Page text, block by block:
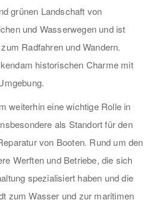
grünen Landschaft von
und Wasserwegen und ist
Radfahren und Wandern.
historischen Charme mit
weiterhin eine wichtige Rolle in
als Standort für den
von Booten. Rund um den
Werften und Betriebe, die sich
spezialisiert haben und die
zum Wasser und zur maritimen